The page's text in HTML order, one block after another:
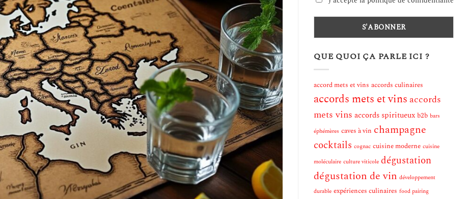
QUE QUOI ÇA PARLE ICI ?
accord mets et vins accords culinaires
accords mets et vins accords
mets vins accords spiritueux b2b bars
éphémères caves à vin champagne
cocktails cognac cuisine moderne cuisine
moléculaire culture viticole dégustation
dégustation de vin développement
durable expériences culinaires food pairing